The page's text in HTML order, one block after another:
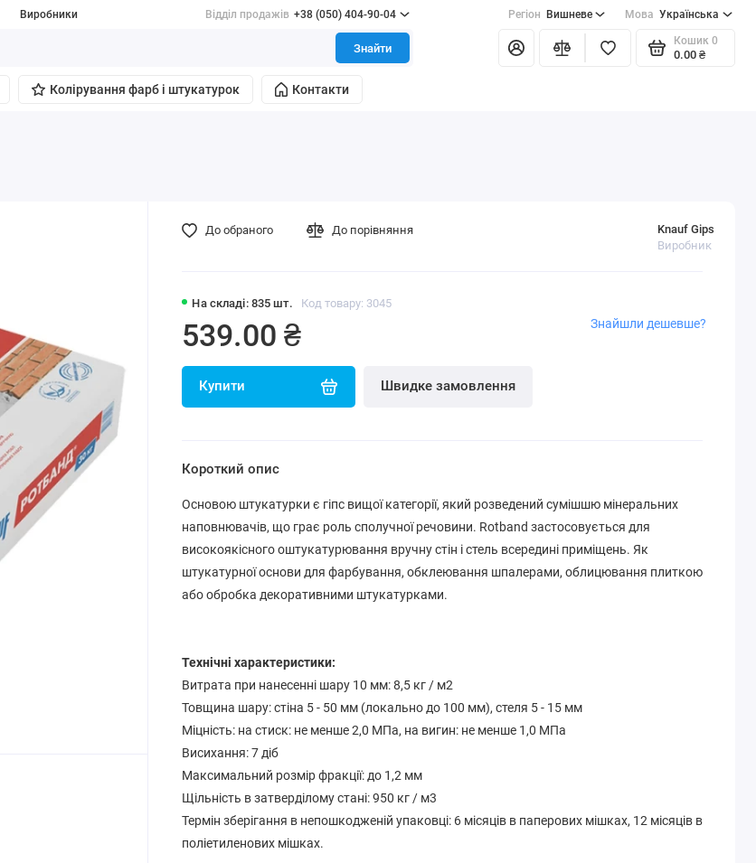
Виробники Відділ продажів +38 (050) 404-90-04 Регіон Вишневе Мова Українська
Знайти
Кошик 0
0.00 ₴
Колірування фарб і штукатурок Контакти
На складі: 835 шт. Код товару: 3045
Knauf Gips
Виробник
539.00 ₴
Купити Швидке замовлення
Знайшли дешевше?
До обраного До порівняння
Короткий опис
Основою штукатурки є гіпс вищої категорії, який розведений сумішшю мінеральних
наповнювачів, що грає роль сполучної речовини. Rotband застосовується для
високоякісного оштукатурювання вручну стін і стель всередині приміщень. Як
штукатурної основи для фарбування, обклеювання шпалерами, облицювання плиткою
або обробка декоративними штукатурками.
Технічні характеристики:
Витрата при нанесенні шару 10 мм: 8,5 кг / м2
Товщина шару: стіна 5 - 50 мм (локально до 100 мм), стеля 5 - 15 мм
Міцність: на стиск: не менше 2,0 МПа, на вигин: не менше 1,0 МПа
Висихання: 7 діб
Максимальний розмір фракції: до 1,2 мм
Щільність в затверділому стані: 950 кг / м3
Термін зберігання в непошкодженій упаковці: 6 місяців в паперових мішках, 12 місяців в
поліетиленових мішках.